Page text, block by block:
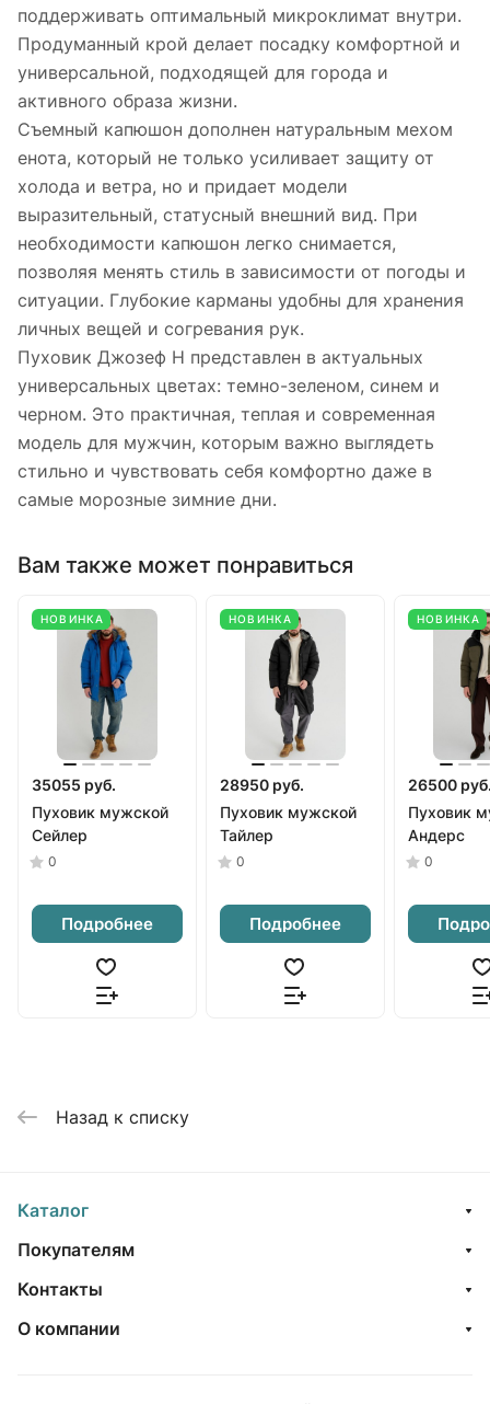
поддерживать оптимальный микроклимат внутри.
Продуманный крой делает посадку комфортной и
универсальной, подходящей для города и
активного образа жизни.
Съемный капюшон дополнен натуральным мехом
енота, который не только усиливает защиту от
холода и ветра, но и придает модели
выразительный, статусный внешний вид. При
необходимости капюшон легко снимается,
позволяя менять стиль в зависимости от погоды и
ситуации. Глубокие карманы удобны для хранения
личных вещей и согревания рук.
Пуховик Джозеф Н представлен в актуальных
универсальных цветах: темно-зеленом, синем и
черном. Это практичная, теплая и современная
модель для мужчин, которым важно выглядеть
стильно и чувствовать себя комфортно даже в
самые морозные зимние дни.
Вам также может понравиться
НОВИНКА
35055 руб.
Пуховик мужской
Сейлер
0
Подробнее
НОВИНКА
28950 руб.
Пуховик мужской
Тайлер
0
Подробнее
НОВИНКА
26500
Пуховик
Андерс
0
Назад к списку
Каталог
Покупателям
Контакты
О компании